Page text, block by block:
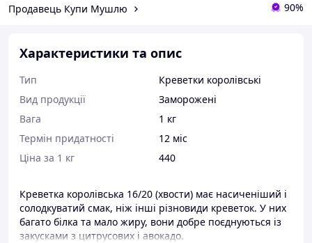
Продавець Купи Мушлю 90%
Характеристики та опис
Тип
Креветки королівські
Вид продукції
Заморожені
Вага
1 кг
Термін придатності
12 міс
Ціна за 1 кг
440
Креветка королівська 16/20 (хвости) має насиченіший і
солодкуватий смак, ніж інші різновиди креветок. У них
багато білка та мало жиру, вони добре поєднуються із
закусками з цитрусових і авокадо.